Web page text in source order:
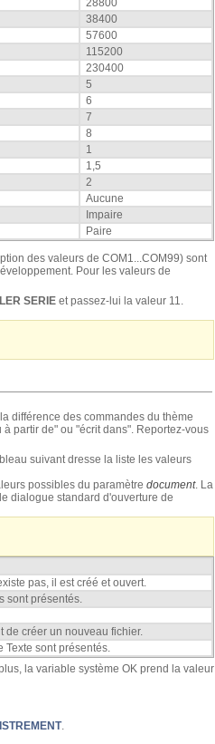
38400
57600
115200
230400
5
6
7
8
1
1,5
2
Aucune
Impaire
Paire
des valeurs de COM1...COM99) sont
Pour les valeurs de
SERIE et passez-lui la valeur 11.
différence des commandes du thème
partir de" ou "écrit dans". Reportez-vous
suivant dresse la liste les valeurs
possibles du paramètre document. La
dialogue standard d'ouverture de
pas, il est créé et ouvert.
sont présentés.
de créer un nouveau fichier.
Texte sont présentés.
la variable système OK prend la valeur
.